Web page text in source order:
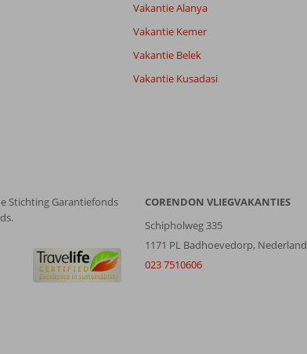
Vakantie Alanya
Vakantie Kemer
Vakantie Belek
Vakantie Kusadasi
Stichting Garantiefonds
CORENDON VLIEGVAKANTIES
Schipholweg 335
1171 PL Badhoevedorp, Nederland
023 7510606